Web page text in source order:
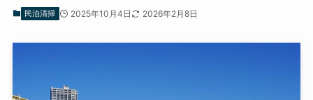
民泊清掃 2025年10月4日 2026年2月8日